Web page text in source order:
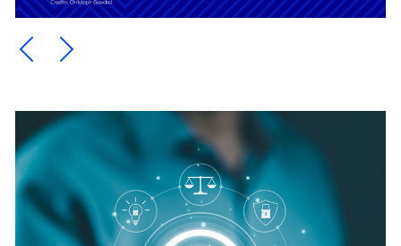
Ein Element zurück blättern
Ein Element weiter blättern